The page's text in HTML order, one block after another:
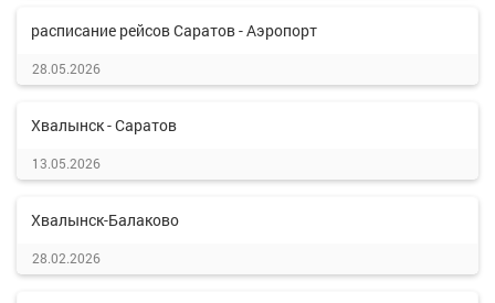
расписание рейсов Саратов - Аэропорт
28.05.2026
Хвалынск - Саратов
13.05.2026
Хвалынск-Балаково
28.02.2026